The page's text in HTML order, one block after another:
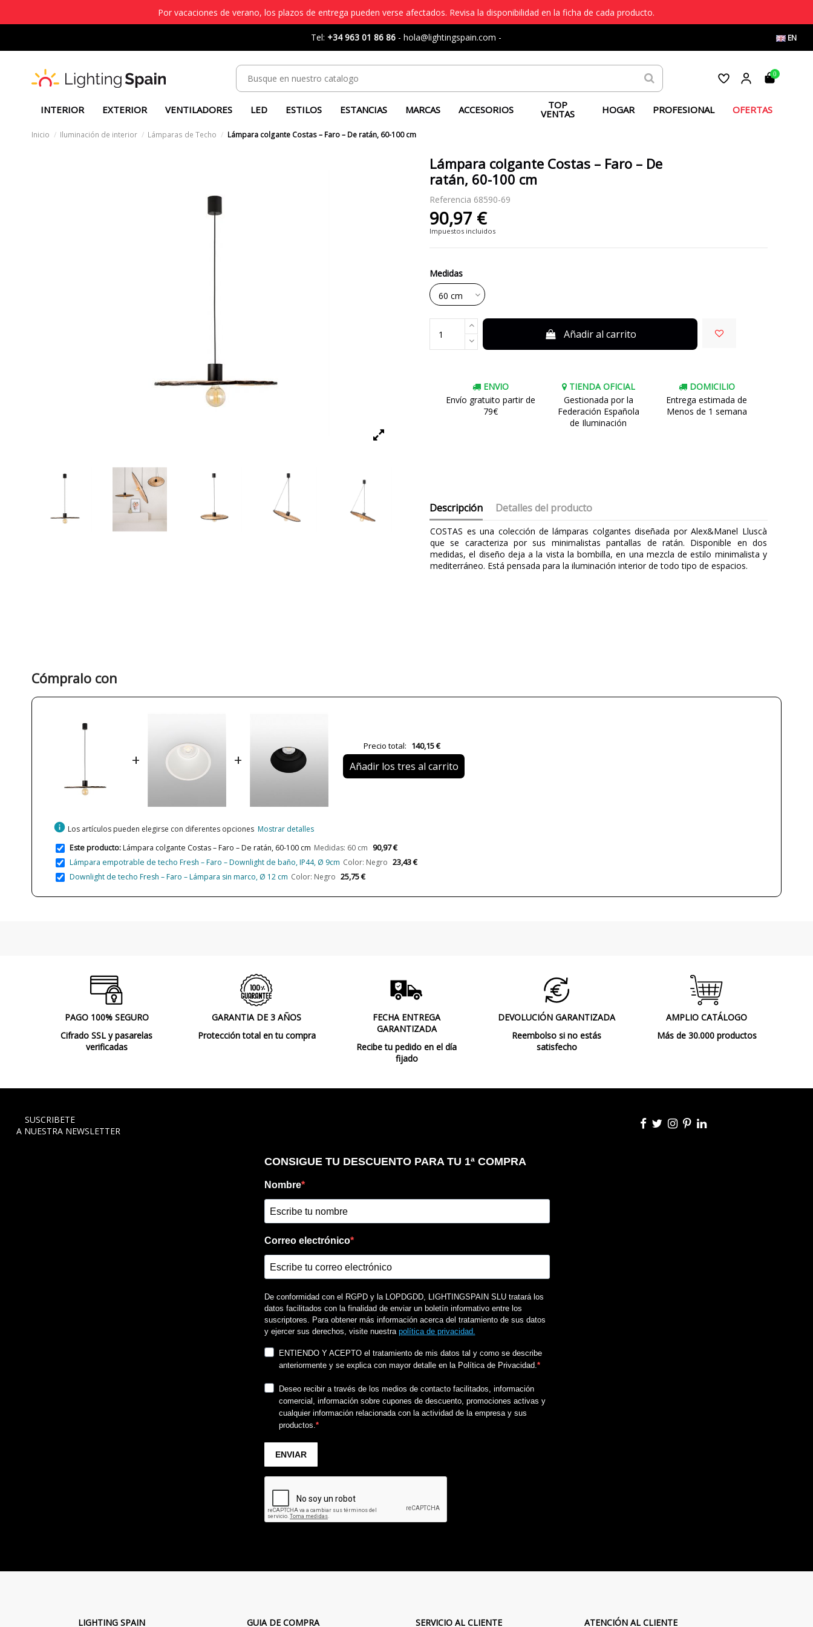
Por vacaciones de verano, los plazos de entrega pueden verse afectados. Revisa la disponibilidad en la ficha de cada producto.
Tel: +34 963 01 86 86 - hola@lightingspain.com - EN
0
INTERIOR EXTERIOR VENTILADORES LED ESTILOS ESTANCIAS MARCAS ACCESORIOS TOP
VENTAS HOGAR PROFESIONAL OFERTAS
Inicio Iluminación de interior Lámparas de Techo Lámpara colgante Costas – Faro – De ratán, 60-100 cm
Lámpara colgante Costas – Faro – De
ratán, 60-100 cm
Referencia 68590-69
90,97 €
Impuestos incluidos
Medidas
Añadir al carrito
ENVIO
Envío gratuito partir de
79€
TIENDA OFICIAL
Gestionada por la
Federación Española
de Iluminación
DOMICILIO
Entrega estimada de
Menos de 1 semana
Descripción Detalles del producto
COSTAS es una colección de lámparas colgantes diseñada por Alex&Manel Lluscà
que se caracteriza por sus minimalistas pantallas de ratán. Disponible en dos
medidas, el diseño deja a la vista la bombilla, en una mezcla de estilo minimalista y
mediterráneo. Está pensada para la iluminación interior de todo tipo de espacios.
Alto (cm)
150 cm
Peso Neto (KG)
Plazo de Envío
Alimentación
Cómpralo con
+ +
Precio total: 140,15 €
Añadir los tres al carrito
info Los artículos pueden elegirse con diferentes opciones Mostrar detalles
Este producto:Lámpara colgante Costas – Faro – De ratán, 60-100 cm Medidas: 60 cm 90,97 €
Lámpara empotrable de techo Fresh – Faro – Downlight de baño, IP44, Ø 9cm Color: Negro 23,43 €
Downlight de techo Fresh – Faro – Lámpara sin marco, Ø 12 cm Color: Negro 25,75 €
PAGO 100% SEGURO
Cifrado SSL y pasarelas
verificadas
GARANTIA DE 3 AÑOS
Protección total en tu compra
FECHA ENTREGA
GARANTIZADA
Recibe tu pedido en el día
fijado
DEVOLUCIÓN GARANTIZADA
Reembolso si no estás
satisfecho
AMPLIO CATÁLOGO
Más de 30.000 productos
SUSCRIBETE
A NUESTRA NEWSLETTER
LIGHTING SPAIN GUIA DE COMPRA SERVICIO AL CLIENTE ATENCIÓN AL CLIENTE